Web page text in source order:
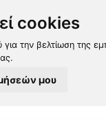
cookies
την βελτίωση της
μου